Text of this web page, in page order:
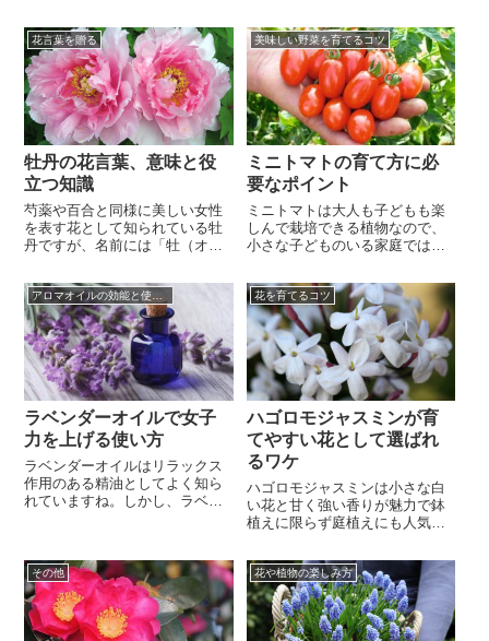
ンデーもありますし、日頃の感
謝を込めて、お世話になってい
る方へ、2月の誕生花をプレゼン
トする良い機会です。2月の誕生
花は、全体的に「愛」や
「恋」、「無邪気」といったイ
メージを思わせるような花言葉
を持ってお...
花といえば、2月の花の代表格と
も言える梅、春を感じさせる優
しい黄色をしたフクジュソウ、
非常に多くの品種があり、カラ
ーバリエーションが豊かな山茶
花など、見ていて明るい気持ち
になれ...
花言葉を贈る
牡丹の花言葉、意味と役
立つ知識
芍薬や百合と同様に美しい女性
を表す花として知られている牡
丹ですが、名前には「牡（オ
も「王者の風格」を始めとした
富や身分が高いことを意味する
言葉が付けられていますから不
思議に感じますよね。実際に牡
丹は原産地である中国でも身分
の高い人に愛された花で「百花
王」の別名もあり、美しい女性
を表す花として...
美味しい野菜を育てるコツ
ミニトマトの育て方に必
要なポイント
ミニトマトは大人も子どもも楽
しんで栽培できる植物なので、
小さな子どものいる家庭では親
に役立つミニトマトの育て方は
知っておきたいですよね。ミニ
トマトの育て方では病害虫や肥
料、収穫に関することなど気に
なる点がいくつもあります。幼
稚園や小学校で育てられること
も多いほど比較的栽培が簡単な
野菜で、近年...
ラベンダーオイルで女子
力を上げる使い方
ラベンダーオイルはリラックス
作用のある精油としてよく知ら
れていますね。しかし、ラベン
治療にも有効なので幅広い使い
方ができる精油として重宝され
ています。中でも女性の悩みに
多い月経の悩みや肌の悩みにも
花を育てるコツ
ハゴロモジャスミンが育
てやすい花として選ばれ
るワケ
ハゴロモジャスミンは小さな白
い花と甘く強い香りが魅力で鉢
植えに限らず庭植えにも人気の
いジャスミンの香りを感じさせ
る家が何軒もあるのではないで
しょうか。それはハゴロモジャ
スミンがただ良い匂いをさせる
ために植えられているのではな
その他 花や植物の楽しみ方